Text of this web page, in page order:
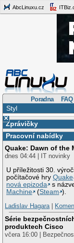
AbcLinuxu.cz
Poradna FAQ
Styl
×
Zprávičky
Pracovní nabídky
Quake: Dawn of the
dnes 04:44 | IT novinky
U příležitosti 30.
počítačové hryQuake
nová epizoda
s
Machine
(Steam ).
Ladislav Hagara|
Série
produktech Cisco
včera 16:00 |